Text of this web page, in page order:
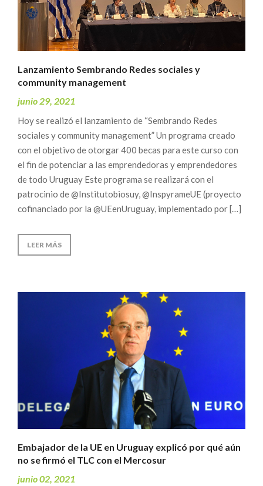
Lanzamiento Sembrando Redes sociales y
community management
junio 29, 2021
Hoy se realizó el lanzamiento de “Sembrando Redes
sociales y community management” Un programa creado
con el objetivo de otorgar 400 becas para este curso con
el fin de potenciar a las emprendedoras y emprendedores
de todo Uruguay Este programa se realizará con el
patrocinio de @Institutobiosuy, @InspyrameUE (proyecto
cofinanciado por la @UEenUruguay, implementado por […]
LEER MÁS
Embajador de la UE en Uruguay explicó por qué aún
no se firmó el TLC con el Mercosur
junio 02, 2021